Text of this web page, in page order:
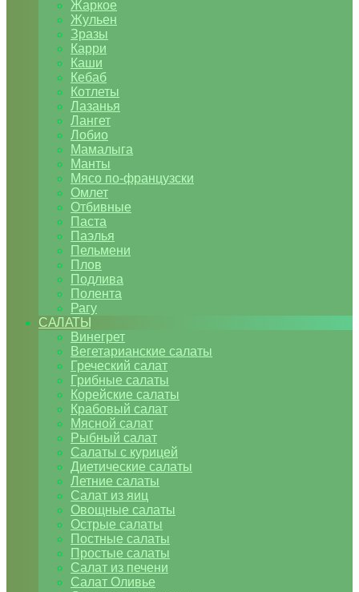
Жаркое
Жульен
Зразы
Карри
Каши
Кебаб
Котлеты
Лазанья
Лангет
Лобио
Мамалыга
Манты
Мясо по-французски
Омлет
Отбивные
Паста
Паэлья
Пельмени
Плов
Подлива
Полента
Рагу
САЛАТЫ
Винегрет
Вегетарианские салаты
Греческий салат
Грибные салаты
Корейские салаты
Крабовый салат
Мясной салат
Рыбный салат
Салаты с курицей
Диетические салаты
Летние салаты
Салат из яиц
Овощные салаты
Острые салаты
Постные салаты
Простые салаты
Салат из печени
Салат Оливье